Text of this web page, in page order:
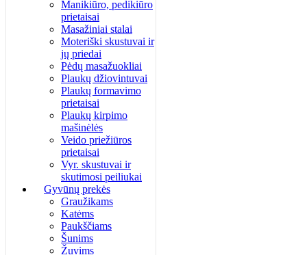
Manikiūro, pedikiūro
prietaisai
Masažiniai stalai
Moteriški skustuvai ir
jų priedai
Pėdų masažuokliai
Plaukų džiovintuvai
Plaukų formavimo
prietaisai
Plaukų kirpimo
mašinėlės
Veido priežiūros
prietaisai
Vyr. skustuvai ir
skutimosi peiliukai
Gyvūnų prekės
Graužikams
Katėms
Paukščiams
Šunims
Žuvims